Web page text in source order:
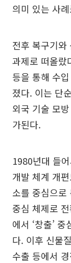
의미 있는 사
전후 복구기와
과제로 떠올랐
등을 통해 수
졌다. 이는 단
외국 기술 모
가된다.
1980년대 들
개발 체계 개
소를 중심으로
중심 체제로
에서 ‘창출’
다. 이후 신물
수출 등에서